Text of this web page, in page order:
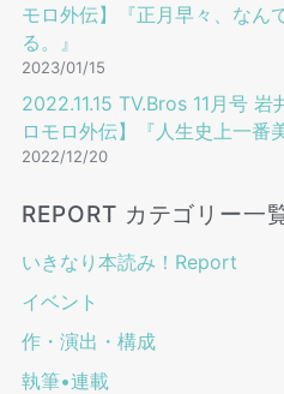
モロ外伝】『正月早々、なん
る。』
2023/01/15
2022.11.15 TV.Bros 11⽉号
ロモロ外伝】『人生史上一番
2022/12/20
REPORT カテゴリー一
いきなり本読み！Report
イベント
作・演出・構成
執筆•連載